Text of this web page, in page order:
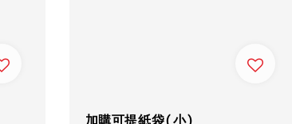
加購可提紙袋(小)